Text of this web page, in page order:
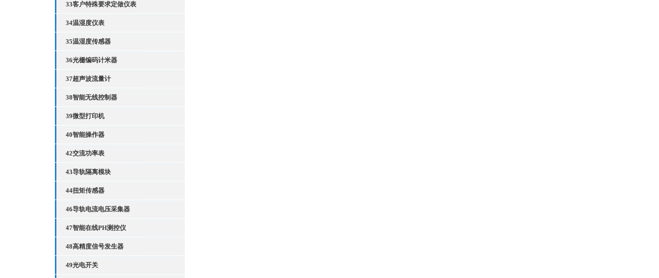
33客户特殊要求定做仪表
34温湿度仪表
35温湿度传感器
36光栅编码计米器
37超声波流量计
38智能无线控制器
39微型打印机
40智能操作器
42交流功率表
43导轨隔离模块
44扭矩传感器
46导轨电流电压采集器
47智能在线PH测控仪
48高精度信号发生器
49光电开关